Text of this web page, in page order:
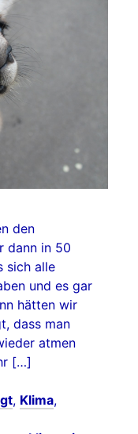
den
dann in 50
sich alle
und es gar
hätten wir
dass man
atmen
[…]
, Klima,